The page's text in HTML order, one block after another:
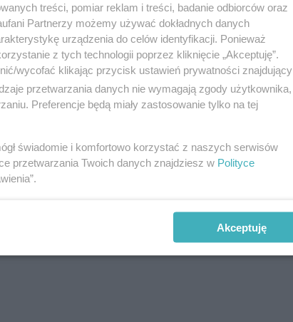
treści, pomiar reklam i treści, badanie odbiorców oraz
Partnerzy możemy używać dokładnych danych
urządzenia do celów identyfikacji. Ponieważ
z tych technologii poprzez kliknięcie „Akceptuję”.
wycofać klikając przycisk ustawień prywatności znajdujący
przetwarzania danych nie wymagają zgody użytkownika,
Preferencje będą miały zastosowanie tylko na tej
świadomie i komfortowo korzystać z naszych serwisów
przetwarzania Twoich danych znajdziesz w Polityce
Akceptuję